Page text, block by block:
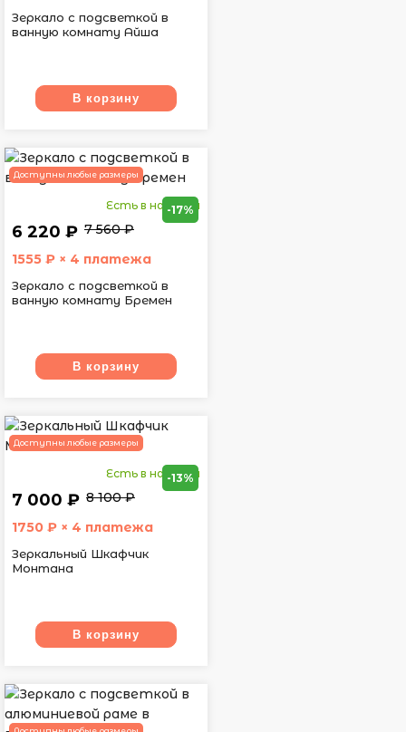
Зеркало с подсветкой в
ванную комнату Айша
В корзину
Доступны любые размеры
Есть в наличии
6 220 ₽ 7 560 ₽
-17%
1555 ₽ × 4 платежа
Зеркало с подсветкой в
ванную комнату Бремен
В корзину
Доступны любые размеры
Есть в наличии
7 000 ₽ 8 100 ₽
-13%
1750 ₽ × 4 платежа
Зеркальный Шкафчик
Монтана
В корзину